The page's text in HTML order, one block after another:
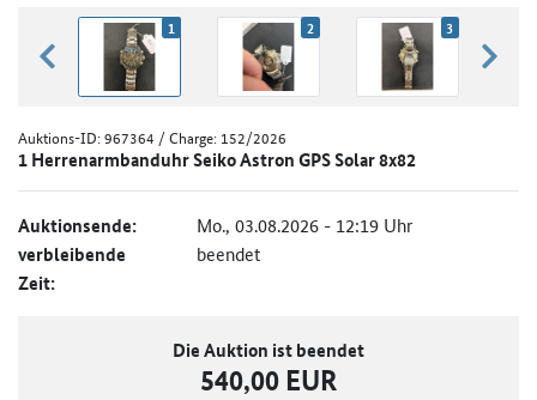
zurück blättern
1 2 3
Auktions-ID:967364 / Charge: 152/2026
1 Herrenarmbanduhr Seiko Astron GPS Solar 8x82
Auktionsende: Mo., 03.08.2026 - 12:19 Uhr
verbleibende
Zeit:
beendet
Die Auktion ist beendet
540,00 EUR